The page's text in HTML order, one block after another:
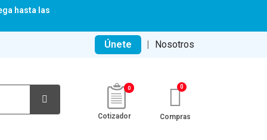
hasta las
Únete | Nosotros
0
Cotizador Compras